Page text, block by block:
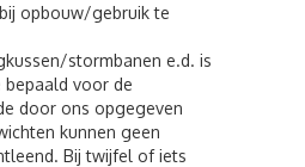
opbouw/gebruik te
stormbanen e.d. is
voor de
door ons opgegeven
kunnen geen
Bij twijfel of iets